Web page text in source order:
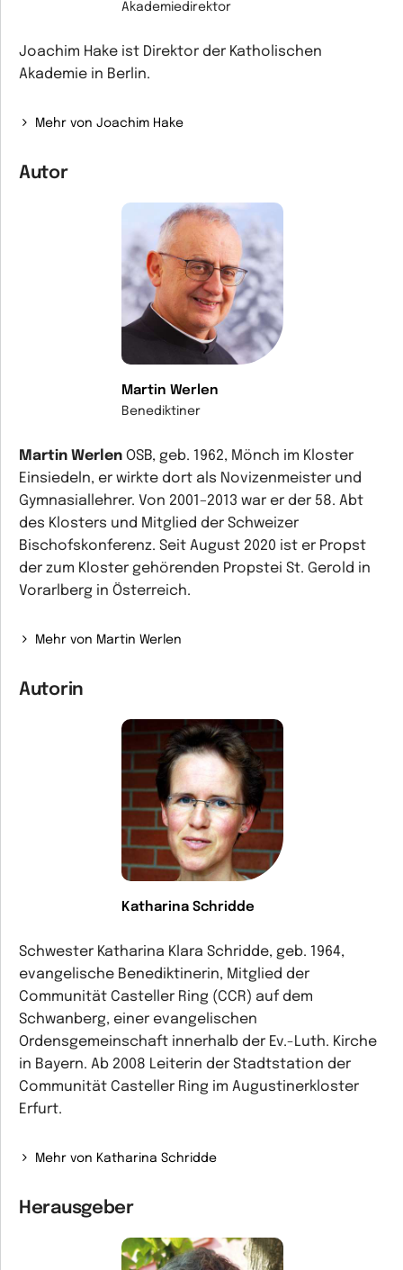
Akademiedirektor
Joachim Hake ist Direktor der Katholischen
Akademie in Berlin.
Mehr von Joachim Hake
Autor
Martin Werlen
Benediktiner
Martin Werlen OSB, geb. 1962, Mönch im Kloster
Einsiedeln, er wirkte dort als Novizenmeister und
Gymnasiallehrer. Von 2001–2013 war er der 58. Abt
des Klosters und Mitglied der Schweizer
Bischofskonferenz. Seit August 2020 ist er Propst
der zum Kloster gehörenden Propstei St. Gerold in
Vorarlberg in Österreich.
Mehr von Martin Werlen
Autorin
Katharina Schridde
Schwester Katharina Klara Schridde, geb. 1964,
evangelische Benediktinerin, Mitglied der
Communität Casteller Ring (CCR) auf dem
Schwanberg, einer evangelischen
Ordensgemeinschaft innerhalb der Ev.-Luth. Kirche
in Bayern. Ab 2008 Leiterin der Stadtstation der
Communität Casteller Ring im Augustinerkloster
Erfurt.
Mehr von Katharina Schridde
Herausgeber